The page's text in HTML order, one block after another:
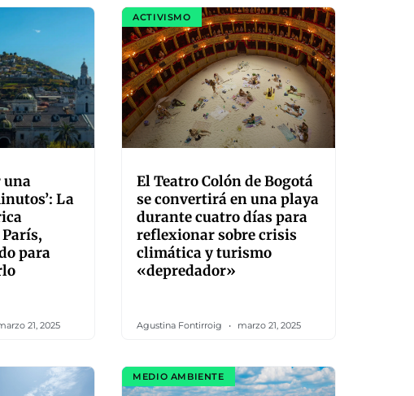
una
La
para
21, 2025
ACTIVISMO
El Teatro Colón de Bogotá
se convertirá en una playa
durante cuatro días para
reflexionar sobre crisis
climática y turismo
«depredador»
Agustina Fontirroig marzo 21, 2025
MEDIO AMBIENTE